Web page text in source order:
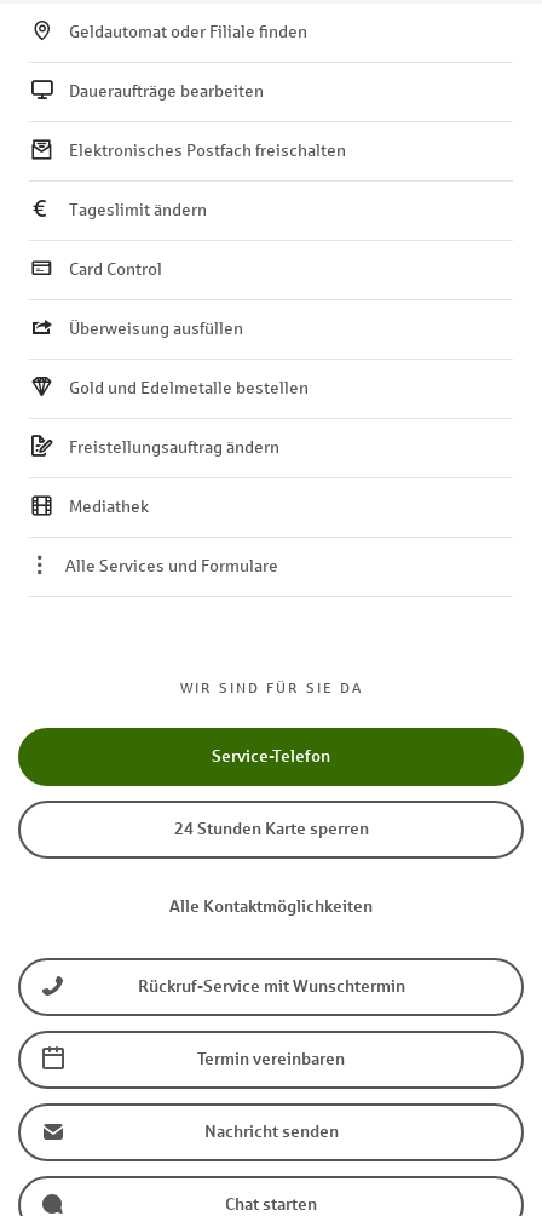
WIR SIND FÜR SIE DA
Service-Telefon
24 Stunden Karte sperren
Alle Kontaktmöglichkeiten
Rückruf-Service mit Wunschtermin
Termin vereinbaren
Nachricht senden
Chat starten
Geldautomat oder Filiale finden
Daueraufträge bearbeiten
Elektronisches Postfach freischalten
Tageslimit ändern
Card Control
Überweisung ausfüllen
Gold und Edelmetalle bestellen
Freistellungsauftrag ändern
Mediathek
Alle Services und Formulare